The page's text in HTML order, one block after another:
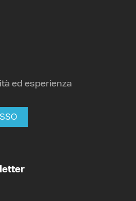
ed esperienza